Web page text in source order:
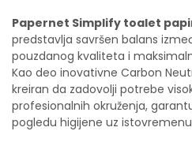
Papernet Simplify toalet
predstavlja savršen balans
pouzdanog kvaliteta i
Kao deo inovativne Carbon
kreiran da zadovolji potrebe
profesionalnih okruženja,
pogledu higijene uz